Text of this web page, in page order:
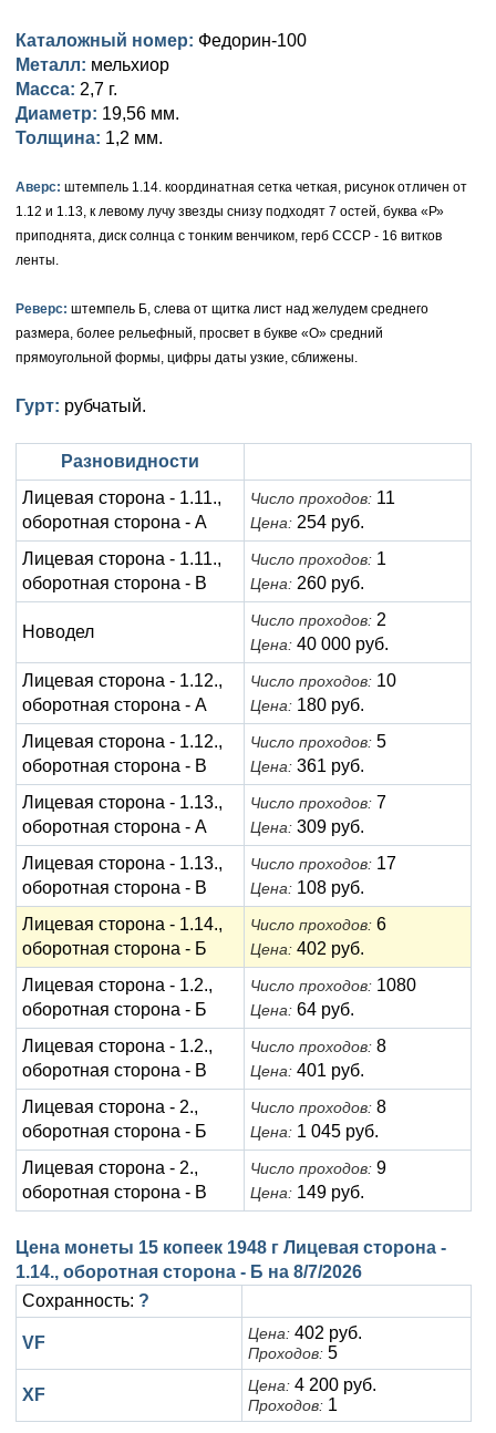
Для Финляндии
Памятные и донативные
Для Финляндии
Памятные и донативные
Для Финляндии
Памятные и донативные
Серебро
Медь
Для Грузии
Русско-Польские
Памятные и донативные
Александр I (1801-1825)
Золото
Серебро
Медь
Для Грузии
Павел I (1796-1801)
Золото
Серебро
Медь
Екатерина II (1762-1796)
Золото
Серебро
Сибирские монеты
Таврические монеты
Петр III (1762)
Елизавета I (1741-1762)
Серебро
Для Пруссии
Ливонезы
Альбертусталер
Анна Иоанновна (1730-1740)
Екатерина I (1725-1727)
Петр I (1682-1725)
Золото
Серебро
Медь
Для Речи Посполитой
Каталожный номер: Федорин-100
Металл: мельхиор
Масса: 2,7 г.
Диаметр: 19,56 мм.
Толщина: 1,2 мм.
Аверс: штемпель 1.14. координатная сетка четкая, рисунок отличен от
1.12 и 1.13, к левому лучу звезды снизу подходят 7 остей, буква «Р»
приподнята, диск солнца с тонким венчиком, герб СССР - 16 витков
ленты.
Реверс: штемпель Б, слева от щитка лист над желудем среднего
размера, более рельефный, просвет в букве «О» средний
прямоугольной формы, цифры даты узкие, сближены.
Гурт: рубчатый.
Разновидности
Лицевая сторона - 1.11.,
оборотная сторона - А
Число проходов: 11
Цена: 254 руб.
Лицевая сторона - 1.11.,
оборотная сторона - В
Число проходов: 1
Цена: 260 руб.
Новодел
Число проходов: 2
Цена: 40 000 руб.
Лицевая сторона - 1.12.,
оборотная сторона - А
Число проходов: 10
Цена: 180 руб.
Лицевая сторона - 1.12.,
оборотная сторона - В
Число проходов: 5
Цена: 361 руб.
Лицевая сторона - 1.13.,
оборотная сторона - А
Число проходов: 7
Цена: 309 руб.
Лицевая сторона - 1.13.,
оборотная сторона - В
Число проходов: 17
Цена: 108 руб.
Лицевая сторона - 1.14.,
оборотная сторона - Б
Число проходов: 6
Цена: 402 руб.
Лицевая сторона - 1.2.,
оборотная сторона - Б
Число проходов: 1080
Цена: 64 руб.
Лицевая сторона - 1.2.,
оборотная сторона - В
Число проходов: 8
Цена: 401 руб.
Лицевая сторона - 2.,
оборотная сторона - Б
Число проходов: 8
Цена: 1 045 руб.
Лицевая сторона - 2.,
оборотная сторона - В
Число проходов: 9
Цена: 149 руб.
Цена монеты 15 копеек 1948 г Лицевая сторона -
1.14., оборотная сторона - Б на 8/7/2026
Сохранность: ?
VF Цена: 402 руб.
Проходов: 5
XF Цена: 4 200 руб.
Проходов: 1